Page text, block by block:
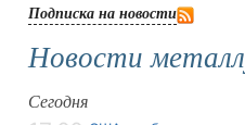
Подписка на новости
Новости
Сегодня